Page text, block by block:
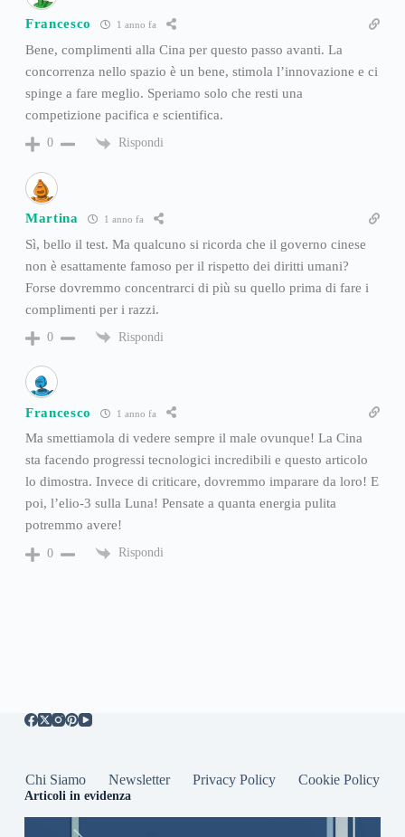
Francesco 1 anno fa
Bene, complimenti alla Cina per questo passo avanti. La
concorrenza nello spazio è un bene, stimola l’innovazione e ci
spinge a fare meglio. Speriamo solo che resti una
competizione pacifica e scientifica.
0 Rispondi
Martina 1 anno fa
Sì, bello il test. Ma qualcuno si ricorda che il governo cinese
non è esattamente famoso per il rispetto dei diritti umani?
Forse dovremmo concentrarci di più su quello prima di fare i
complimenti per i razzi.
0 Rispondi
Francesco 1 anno fa
Ma smettiamola di vedere sempre il male ovunque! La Cina
sta facendo progressi tecnologici incredibili e questo articolo
lo dimostra. Invece di criticare, dovremmo imparare da loro! E
poi, l’elio-3 sulla Luna! Pensate a quanta energia pulita
potremmo avere!
0 Rispondi
Chi Siamo Newsletter Privacy Policy Cookie Policy
Articoli in evidenza